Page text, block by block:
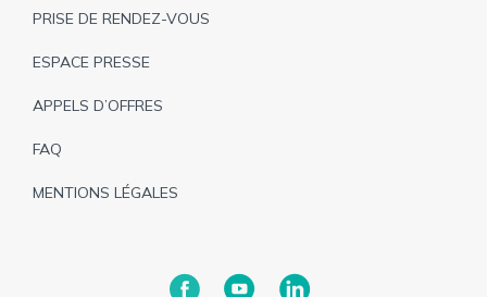
PRISE DE RENDEZ-VOUS
ESPACE PRESSE
APPELS D’OFFRES
FAQ
MENTIONS LÉGALES